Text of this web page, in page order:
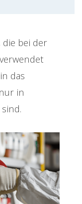
die bei der
das
in